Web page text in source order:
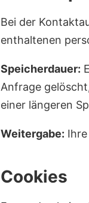
Bei der
enthaltenen
Speicherdauer:
Anfrage
einer längeren
Weitergabe:
Cookies